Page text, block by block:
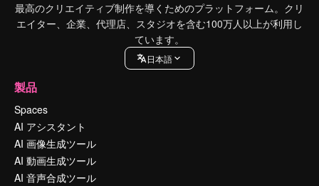
最高のクリエイティブ制作を導くためのプラットフォーム。クリ
エイター、企業、代理店、スタジオを含む100万人以上が利用し
ています。
日本語
製品
Spaces
AI アシスタント
AI 画像生成ツール
AI 動画生成ツール
AI 音声合成ツール